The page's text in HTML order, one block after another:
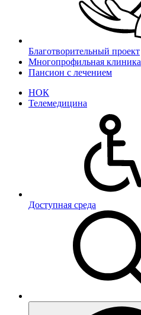
Благотворительный проект
Многопрофильная клиника
Пансион с лечением
НОК
Телемедицина
Доступная среда